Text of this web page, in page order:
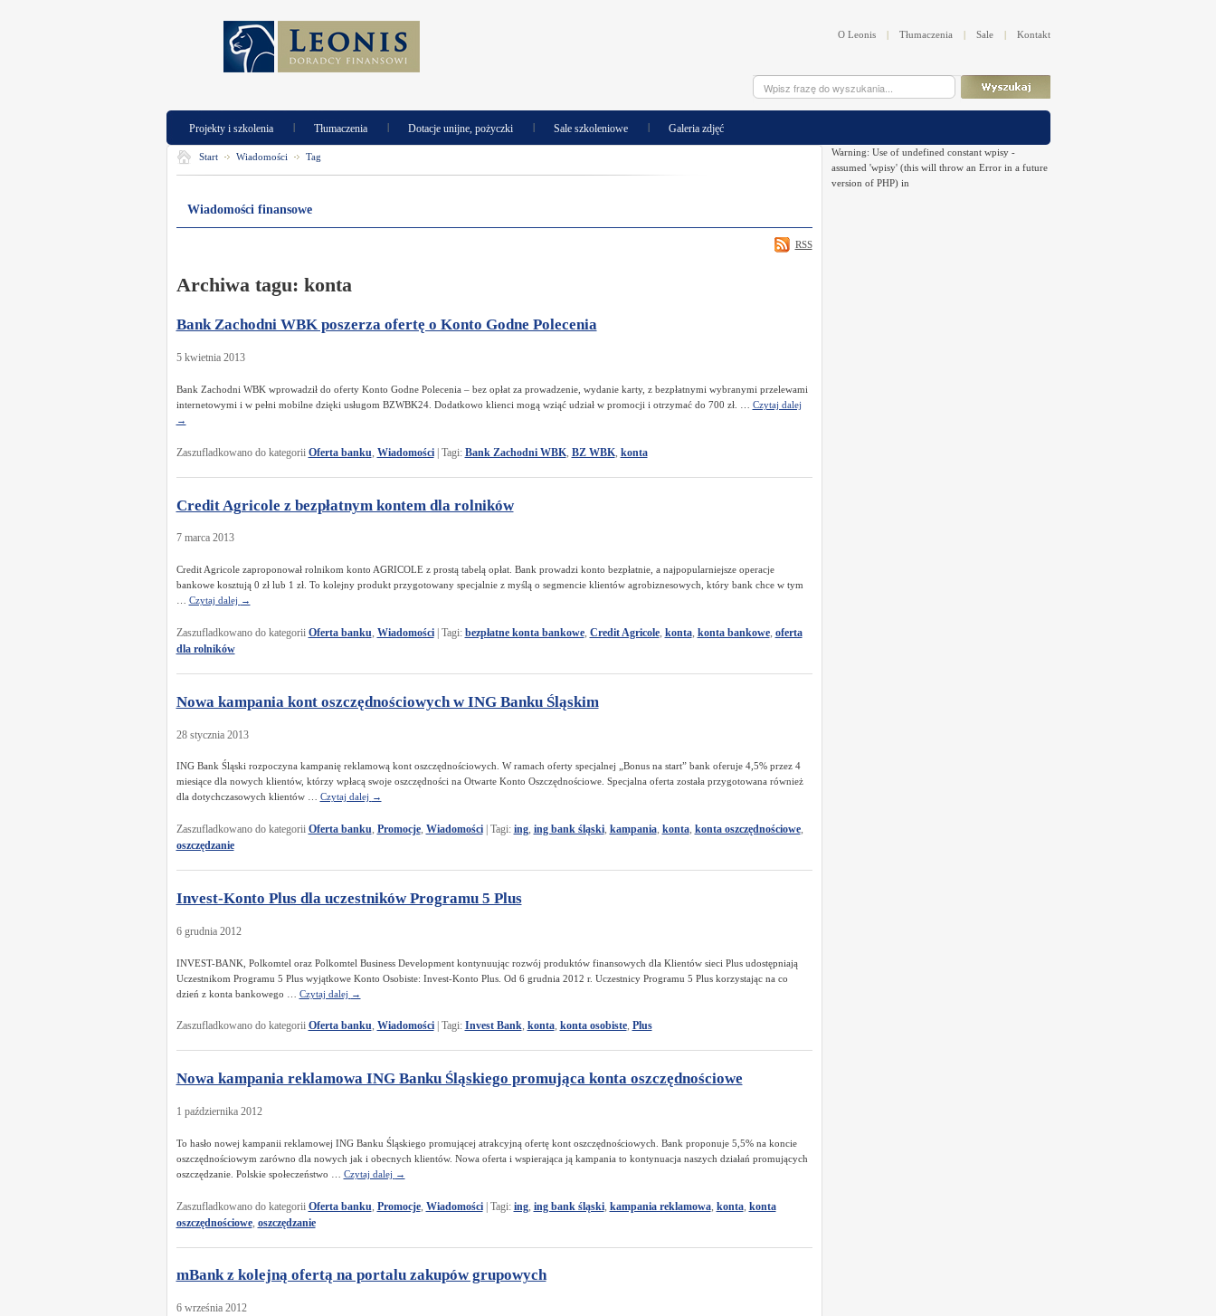
O Leonis | Tłumaczenia | Sale | Kontakt
Projekty i szkolenia | Tłumaczenia | Dotacje unijne, pożyczki | Sale szkoleniowe | Galeria zdjęć
Start Wiadomości Tag
Wiadomości finansowe
RSS
Archiwa tagu: konta
Bank Zachodni WBK poszerza ofertę o Konto Godne Polecenia
5 kwietnia 2013
Bank Zachodni WBK wprowadził do oferty Konto Godne Polecenia – bez opłat za prowadzenie, wydanie karty, z bezpłatnymi wybranymi przelewami
internetowymi i w pełni mobilne dzięki usługom BZWBK24. Dodatkowo klienci mogą wziąć udział w promocji i otrzymać do 700 zł. … Czytaj dalej
→
Zaszufladkowano do kategorii Oferta banku, Wiadomości Tagi: Bank Zachodni WBK, BZ WBK, konta
Credit Agricole z bezpłatnym kontem dla rolników
7 marca 2013
Credit Agricole zaproponował rolnikom konto AGRICOLE z prostą tabelą opłat. Bank prowadzi konto bezpłatnie, a najpopularniejsze operacje
bankowe kosztują 0 zł lub 1 zł. To kolejny produkt przygotowany specjalnie z myślą o segmencie klientów agrobiznesowych, który bank chce w tym
Czytaj dalej →
Zaszufladkowano do kategorii Oferta banku, Wiadomości Tagi: bezpłatne konta bankowe, Credit Agricole, konta, konta bankowe, oferta
dla rolników
Nowa kampania kont oszczędnościowych w ING Banku Śląskim
28 stycznia 2013
ING Bank Śląski rozpoczyna kampanię reklamową kont oszczędnościowych. W ramach oferty specjalnej „Bonus na start” bank oferuje 4,5% przez 4
miesiące dla nowych klientów, którzy wpłacą swoje oszczędności na Otwarte Konto Oszczędnościowe. Specjalna oferta została przygotowana również
dla dotychczasowych klientów … Czytaj dalej →
Zaszufladkowano do kategorii Oferta banku, Promocje, Wiadomości Tagi: ing, ing bank śląski, kampania, konta, konta oszczędnościowe,
oszczędzanie
Invest-Konto Plus dla uczestników Programu 5 Plus
6 grudnia 2012
INVEST-BANK, Polkomtel oraz Polkomtel Business Development kontynuując rozwój produktów finansowych dla Klientów sieci Plus udostępniają
Uczestnikom Programu 5 Plus wyjątkowe Konto Osobiste: Invest-Konto Plus. Od 6 grudnia 2012 r. Uczestnicy Programu 5 Plus korzystając na co
dzień z konta bankowego … Czytaj dalej →
Zaszufladkowano do kategorii Oferta banku, Wiadomości Tagi: Invest Bank, konta, konta osobiste, Plus
Nowa kampania reklamowa ING Banku Śląskiego promująca konta oszczędnościowe
1 października 2012
To hasło nowej kampanii reklamowej ING Banku Śląskiego promującej atrakcyjną ofertę kont oszczędnościowych. Bank proponuje 5,5% na koncie
oszczędnościowym zarówno dla nowych jak i obecnych klientów. Nowa oferta i wspierająca ją kampania to kontynuacja naszych działań promujących
oszczędzanie. Polskie społeczeństwo … Czytaj dalej →
Zaszufladkowano do kategorii Oferta banku Promocje, Wiadomości | Tagi: ing, ing bank śląski, kampania reklamowa, konta, konta
oszczędnościowe, oszczędzanie
mBank z kolejną ofertą na portalu zakupów grupowych
6 września 2012
Warning: Use of undefined constant wpisy -
assumed 'wpisy' (this will throw an Error in a future
version of PHP) in